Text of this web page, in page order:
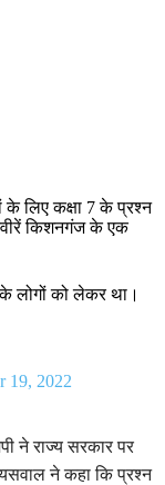
के लिए कक्षा 7 के प्रश्न
किशनगंज के एक
के लोगों को लेकर था।
19, 2022
ने राज्य सरकार पर
ने कहा कि प्रश्न